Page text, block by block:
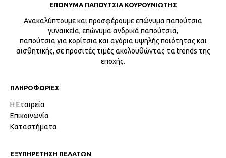
ΕΠΩΝΥΜΑ ΠΑΠΟΥΤΣΙΑ ΚΟΥΡΟΥΝΙΩΤΗΣ
Ανακαλύπτουμε και προσφέρουμε επώνυμα παπούτσια
γυναικεία, επώνυμα ανδρικά παπούτσια,
παπούτσια για κορίτσια και αγόρια υψηλής ποιότητας και
αισθητικής, σε προσιτές τιμές ακολουθώντας τα trends της
εποχής.
ΠΛΗΡΟΦΟΡΙΕΣ
Η Εταιρεία
Επικοινωνία
Καταστήματα
ΕΞΥΠΗΡΕΤΗΣΗ ΠΕΛΑΤΩΝ